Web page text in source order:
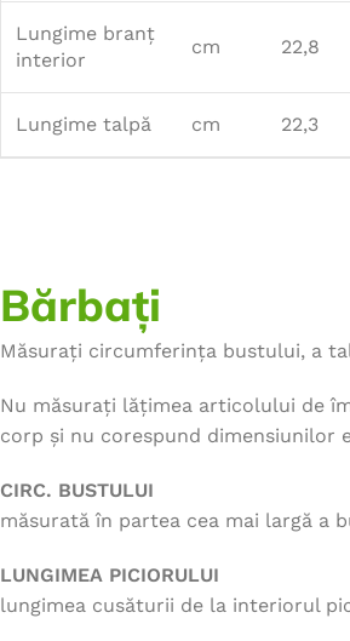
Lungime branț
interior
cm 22,8
Lungime talpă cm 22,3
Bărbați
Măsurați circumferința bustului, a
Nu măsurați lățimea articolului de
corp și nu corespund dimensiunilor
CIRC. BUSTULUI
măsurată în partea cea mai largă a
LUNGIMEA PICIORULUI
lungimea cusăturii de la interiorul